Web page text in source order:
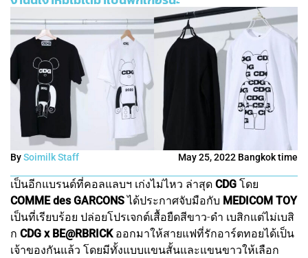
BySoimilk Staff May 25, 2022 Bangkok time
เป็นอีกแบรนด์ที่คอลแลบฯ เก่งไม่ไหว ล่าสุด CDG โดย
COMME des GARCONSได้ประกาศจับมือกับ MEDICOM TOY
เป็นที่เรียบร้อย ปล่อยโปรเจกต์เสื้อยืดสีขาว-ดำ เบสิกแต่ไม่เบสิ
ก CDG x BE@RBRICKออกมาให้สายแฟที่รักอาร์ตทอยได้เป็น
เจ้าของกันแล้ว โดยมีทั้งแบบแขนสั้นและแขนขาวให้เลือก